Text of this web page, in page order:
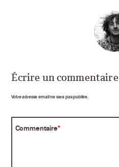
Écrire un commentaire
Votre adresse email ne sera pas publiée.
Commentaire*